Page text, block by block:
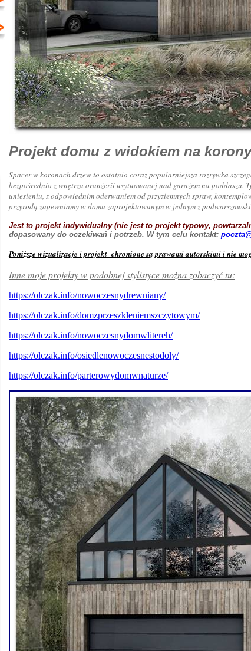
Projekt domu z widokiem na
Spacer w koronach drzew to ostatnio coraz popularniejsza rozrywka
bezpośrednio z wnętrza oranżerii usytuowanej nad garażem na poddaszu.
uniesieniu, z odpowiednim oderwaniem od przyziemnych spraw,
przyrodą zapewniamy w domu zaprojektowanym w jednym z
Jest to projekt indywidualny (nie jest to projekt typowy,
dopasowany do oczekiwań i potrzeb. W tym celu kontakt:
Poniższe wizualizacje i projekt chronione są prawami autorskimi i nie
Inne moje projekty w podobnej stylistyce można zobaczyć tu:
https://olczak.info/nowoczesnydrewniany/
https://olczak.info/domzprzeszkleniemszczytowym/
https://olczak.info/nowoczesnydomwlitereh/
https://olczak.info/osiedlenowoczesnestodoly/
https://olczak.info/parterowydomwnaturze/